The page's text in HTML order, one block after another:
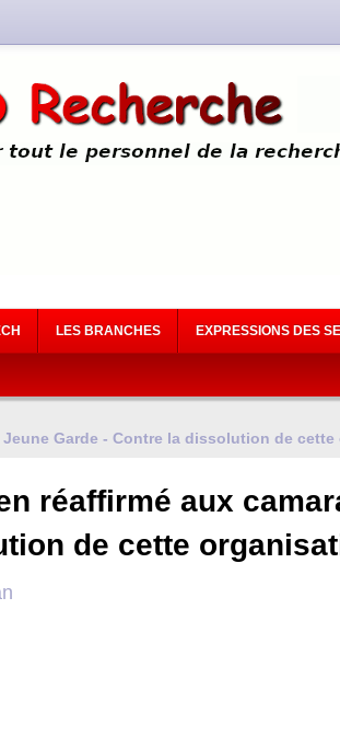
LES BRANCHES EXPRESSIONS DES
Garde - Contre la dissolution de
réaffirmé aux
de cette